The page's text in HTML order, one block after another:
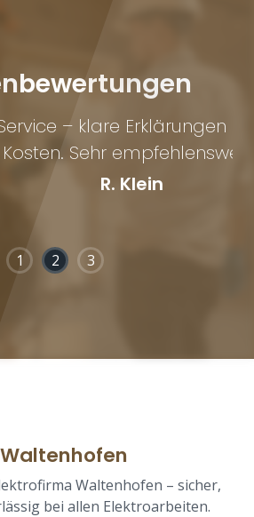
Erklärungen und faire
empfehlenswert."
1 2 3
Waltenhofen – sicher,
bei allen Elektroarbeiten.